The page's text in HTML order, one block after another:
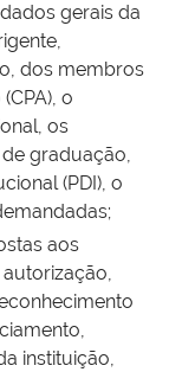
gerais da
dos membros
o
os
graduação,
(PDI), o
aos
instituição,